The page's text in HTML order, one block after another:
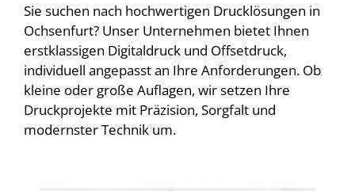
Sie suchen nach hochwertigen Drucklösungen in
Ochsenfurt? Unser Unternehmen bietet Ihnen
erstklassigen Digitaldruck und Offsetdruck,
individuell angepasst an Ihre Anforderungen. Ob
kleine oder große Auflagen, wir setzen Ihre
Druckprojekte mit Präzision, Sorgfalt und
modernster Technik um.